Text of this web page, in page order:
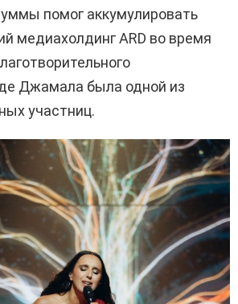
помог аккумулировать
медиахолдинг ARD во время
Джамала была одной из
участниц.